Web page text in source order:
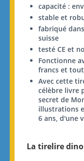
capacité :
stable et
fabriqué
suisse
testé CE et
Fonctionne
francs et
Avec cette
célèbre livre
secret de
illustrations
6 ans, d'une
La tirelire